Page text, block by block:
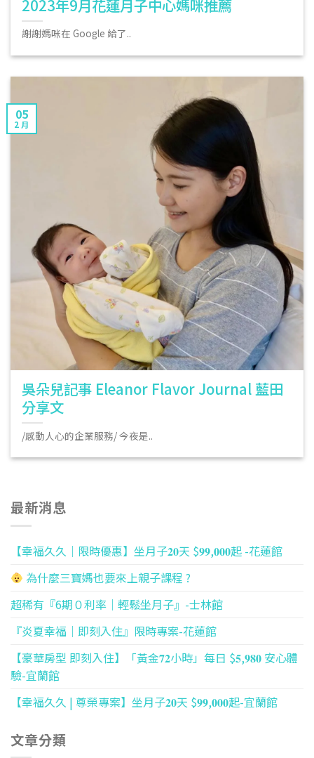
2023年9月花蓮月子中心媽咪推薦
謝謝媽咪在 Google 給了..
吳朵兒記事 Eleanor Flavor Journal 藍田
分享文
/感動人心的企業服務/ 今夜是..
05
2 月
最新消息
【幸福久久｜限時優惠】坐月子𝟐𝟎天 $𝟗𝟗,𝟎𝟎𝟎起 -花蓮館
為什麼三寶媽也要來上親子課程 ?
超稀有『6期０利率｜輕鬆坐月子』-士林館
『炎夏幸福｜即刻入住』限時專案-花蓮館
【豪華房型 即刻入住】「黃金𝟕𝟐小時」每日 $𝟓,𝟗𝟖𝟎 安心體
驗-宜蘭館
【幸福久久 | 尊榮專案】坐月子𝟐𝟎天 $𝟗𝟗,𝟎𝟎𝟎起-宜蘭館
文章分類